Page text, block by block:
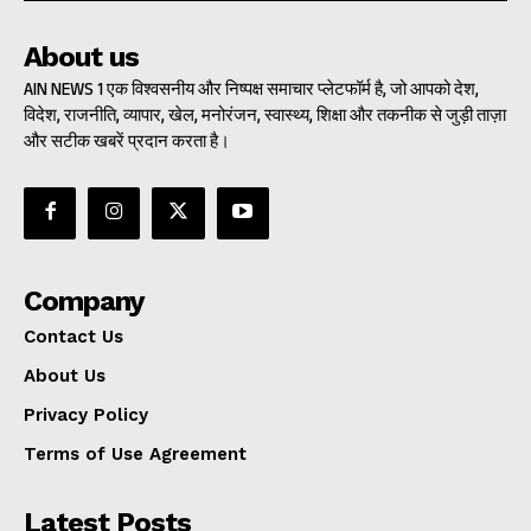
About us
AIN NEWS 1 एक विश्वसनीय और निष्पक्ष समाचार प्लेटफॉर्म है, जो आपको देश,
विदेश, राजनीति, व्यापार, खेल, मनोरंजन, स्वास्थ्य, शिक्षा और तकनीक से जुड़ी ताज़ा
और सटीक खबरें प्रदान करता है।
Company
Contact Us
About Us
Privacy Policy
Terms of Use Agreement
Latest Posts